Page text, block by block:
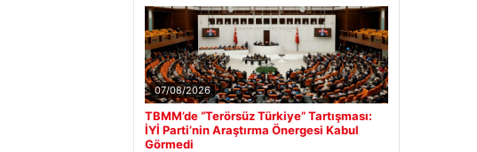
07/08/2026
TBMM’de “Terörsüz Türkiye” Tartışması:
İYİ Parti’nin Araştırma Önergesi Kabul
Görmedi